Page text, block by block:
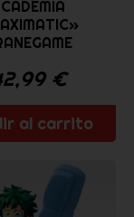
€
al carrito